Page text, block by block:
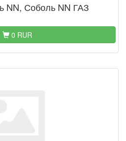
NN, Соболь NN ГАЗ
0 RUR